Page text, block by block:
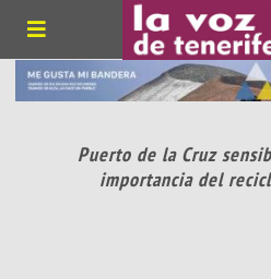
Puerto de la Cruz
importancia del